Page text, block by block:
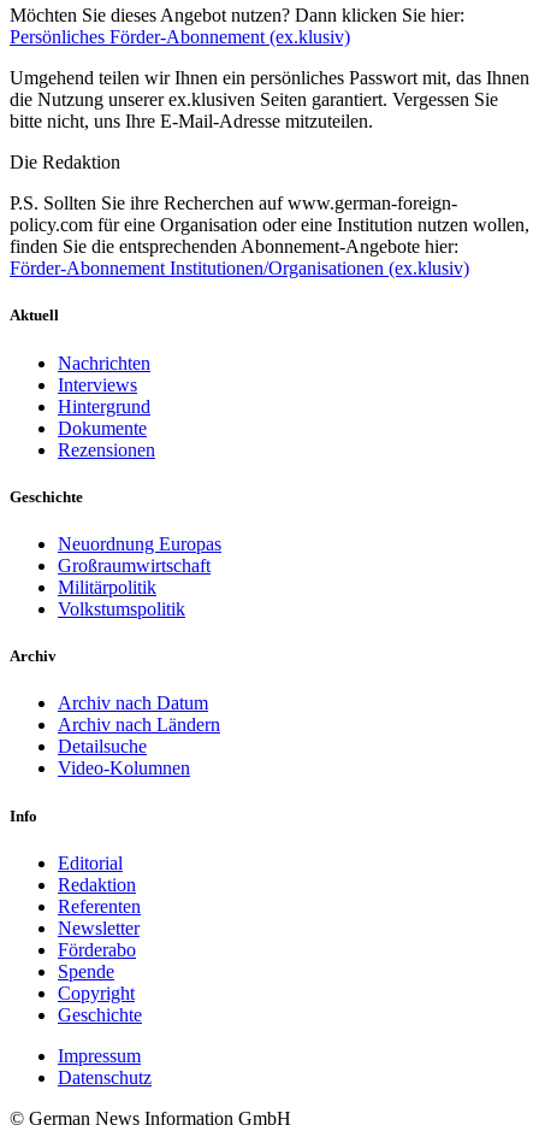
Möchten Sie dieses Angebot nutzen? Dann klicken Sie hier:
Persönliches Förder-Abonnement (ex.klusiv)
Umgehend teilen wir Ihnen ein persönliches Passwort mit, das Ihnen
die Nutzung unserer ex.klusiven Seiten garantiert. Vergessen Sie
bitte nicht, uns Ihre E-Mail-Adresse mitzuteilen.
Die Redaktion
P.S. Sollten Sie ihre Recherchen auf www.german-foreign-
policy.com für eine Organisation oder eine Institution nutzen wollen,
finden Sie die entsprechenden Abonnement-Angebote hier:
Förder-Abonnement Institutionen/Organisationen (ex.klusiv)
Aktuell
Nachrichten
Interviews
Hintergrund
Dokumente
Rezensionen
Geschichte
Neuordnung Europas
Großraumwirtschaft
Militärpolitik
Volkstumspolitik
Archiv
Archiv nach Datum
Archiv nach Ländern
Detailsuche
Video-Kolumnen
Info
Editorial
Redaktion
Referenten
Newsletter
Förderabo
Spende
Copyright
Geschichte
Impressum
Datenschutz
© German News Information GmbH